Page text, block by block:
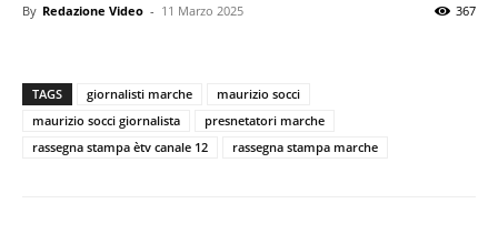
By Redazione Video - 11 Marzo 2025 367
TAGS giornalisti marche
maurizio socci
maurizio socci giornalista
presnetatori marche
rassegna stampa ètv canale 12
rassegna stampa marche